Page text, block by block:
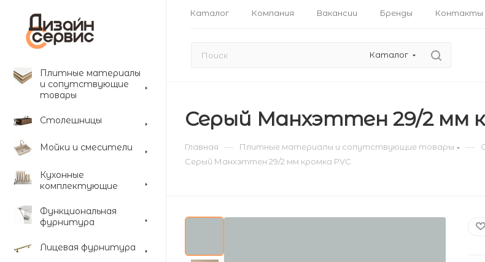
Каталог Компания Вакансии Бренды Контакты
Каталог
Плитные материалы
и сопутствующие
товары
Столешницы
Мойки и смесители
Кухонные
комплектующие
Функциональная
фурнитура
Лицевая фурнитура
Серый Манхэттен 29/2 мм
Главная — Плитные материалы и сопутствующие товары —
Серый Манхэттен 29/2 мм кромка PVC